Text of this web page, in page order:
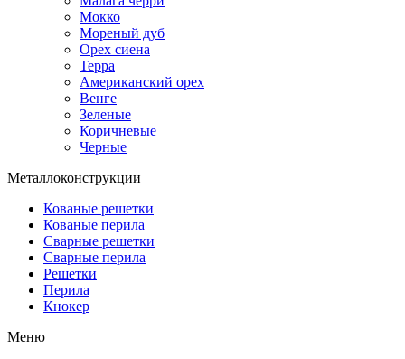
Мокко
Мореный дуб
Орех сиена
Терра
Американский орех
Венге
Зеленые
Коричневые
Черные
Металлоконструкции
Кованые решетки
Кованые перила
Сварные решетки
Сварные перила
Решетки
Перила
Кнокер
Меню